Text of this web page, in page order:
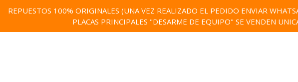
REPUESTOS 100% ORIGINALES (UNA VEZ REALIZADO EL PEDIDO ENVIAR
PLACAS PRINCIPALES "DESARME DE EQUIPO" SE VENDEN